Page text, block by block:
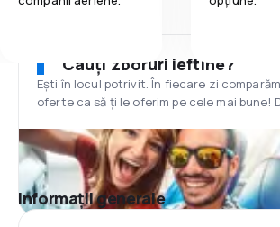
Cauți zboruri ieftine?
Ești în locul potrivit. În fiecare zi
oferte ca să ți le oferim pe cele mai bune!
Informații generale